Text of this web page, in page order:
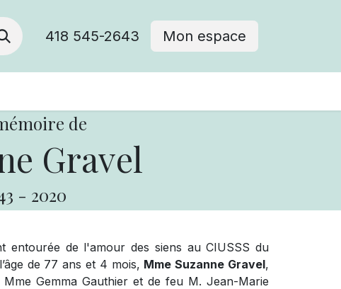
418 545-2643 Mon espace
de
Gravel
- 2020
entourée de l'amour des siens au CIUSSS du
de 77 ans et 4 mois, Mme Suzanne Gravel,
Gemma Gauthier et de feu M. Jean-Marie